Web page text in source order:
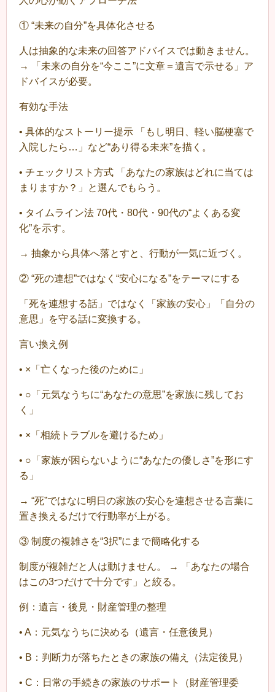
① “未来の自分”を具体化させる
人は抽象的な未来の回答アドバイスでは動きません。
→ 「未来の自分を“今ここ”に文章＝遺言で示せる」ア
ドバイスが必要。
有効な手法
• 具体的なストーリー提示 「もし明日、軽い脳梗塞で
入院したら…」など“あり得る未来”を描く。
• チェックリスト方式 「あなたの家族はどれに当ては
まりますか？」と選んでもらう。
• タイムライン法 70代・80代・90代の“よくある変
化”を示す。
→ 抽象から具体へ落とすと、行動が一気に近づく。
② “死の連想”ではなく“安心になる”をテーマにする
「死を連想する話」ではなく「家族の安心」「自分の
意思」を守る話に変換する。
言い換え例
• ×「亡くなった後のために」
• ○「元気なうちに“あなたの意思”を家族に残してお
く」
• ×「相続トラブルを避けるため」
• ○「家族が困らないように“あなたの優しさ”を形にす
る」
→ “死”ではなに明日の家族の安心を連想させる言葉に
置き換えるだけで行動率が上がる。
③ 制度の複雑さを“3択”にまで簡略化する
制度が複雑だと人は動けません。 → 「あなたの場合
はこの3つだけで十分です」と絞る。
例：遺言・後見・財産管理の整理
• A：元気なうちに決める（遺言・任意後見）
• B：判断力が落ちたときの家族の備え（法定後見）
• C：日常の手続きの家族のサポート（財産管理委